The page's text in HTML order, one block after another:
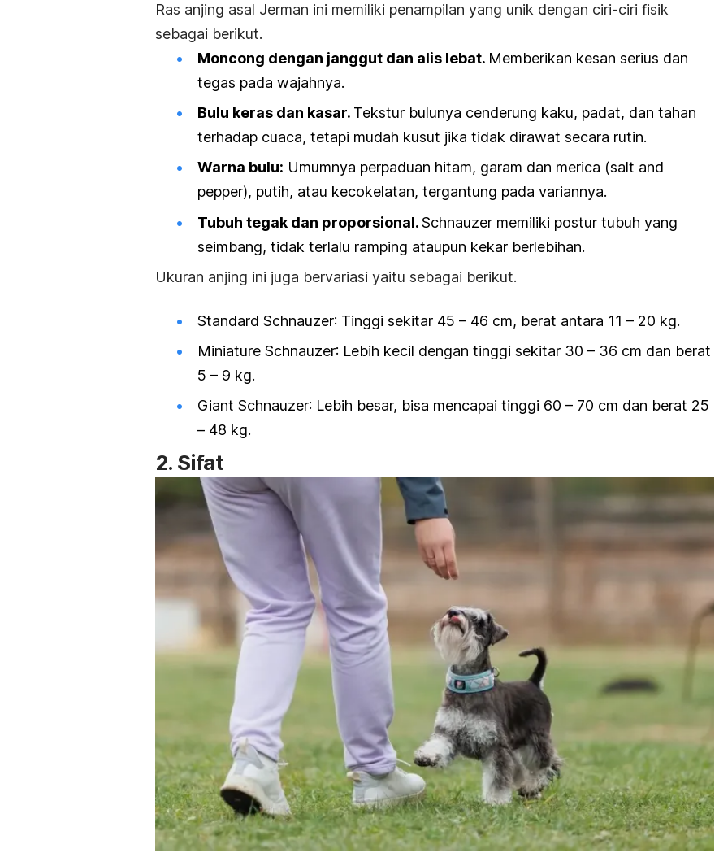
Ras anjing asal Jerman ini memiliki penampilan yang unik dengan ciri-ciri fisik
sebagai berikut.
Moncong dengan janggut dan alis lebat. Memberikan kesan serius dan
tegas pada wajahnya.
Bulu keras dan kasar. Tekstur bulunya cenderung kaku, padat, dan tahan
terhadap cuaca, tetapi mudah kusut jika tidak dirawat secara rutin.
Warna bulu: Umumnya perpaduan hitam, garam dan merica (salt and
pepper), putih, atau kecokelatan, tergantung pada variannya.
Tubuh tegak dan proporsional.Schnauzer memiliki postur tubuh yang
seimbang, tidak terlalu ramping ataupun kekar berlebihan.
Ukuran anjing ini juga bervariasi yaitu sebagai berikut.
Standard Schnauzer: Tinggi sekitar 45 – 46 cm, berat antara 11 – 20 kg.
Miniature Schnauzer: Lebih kecil dengan tinggi sekitar 30 – 36 cm dan berat
5 – 9 kg.
Giant Schnauzer: Lebih besar, bisa mencapai tinggi 60 – 70 cm dan berat 25
– 48 kg.
2. Sifat